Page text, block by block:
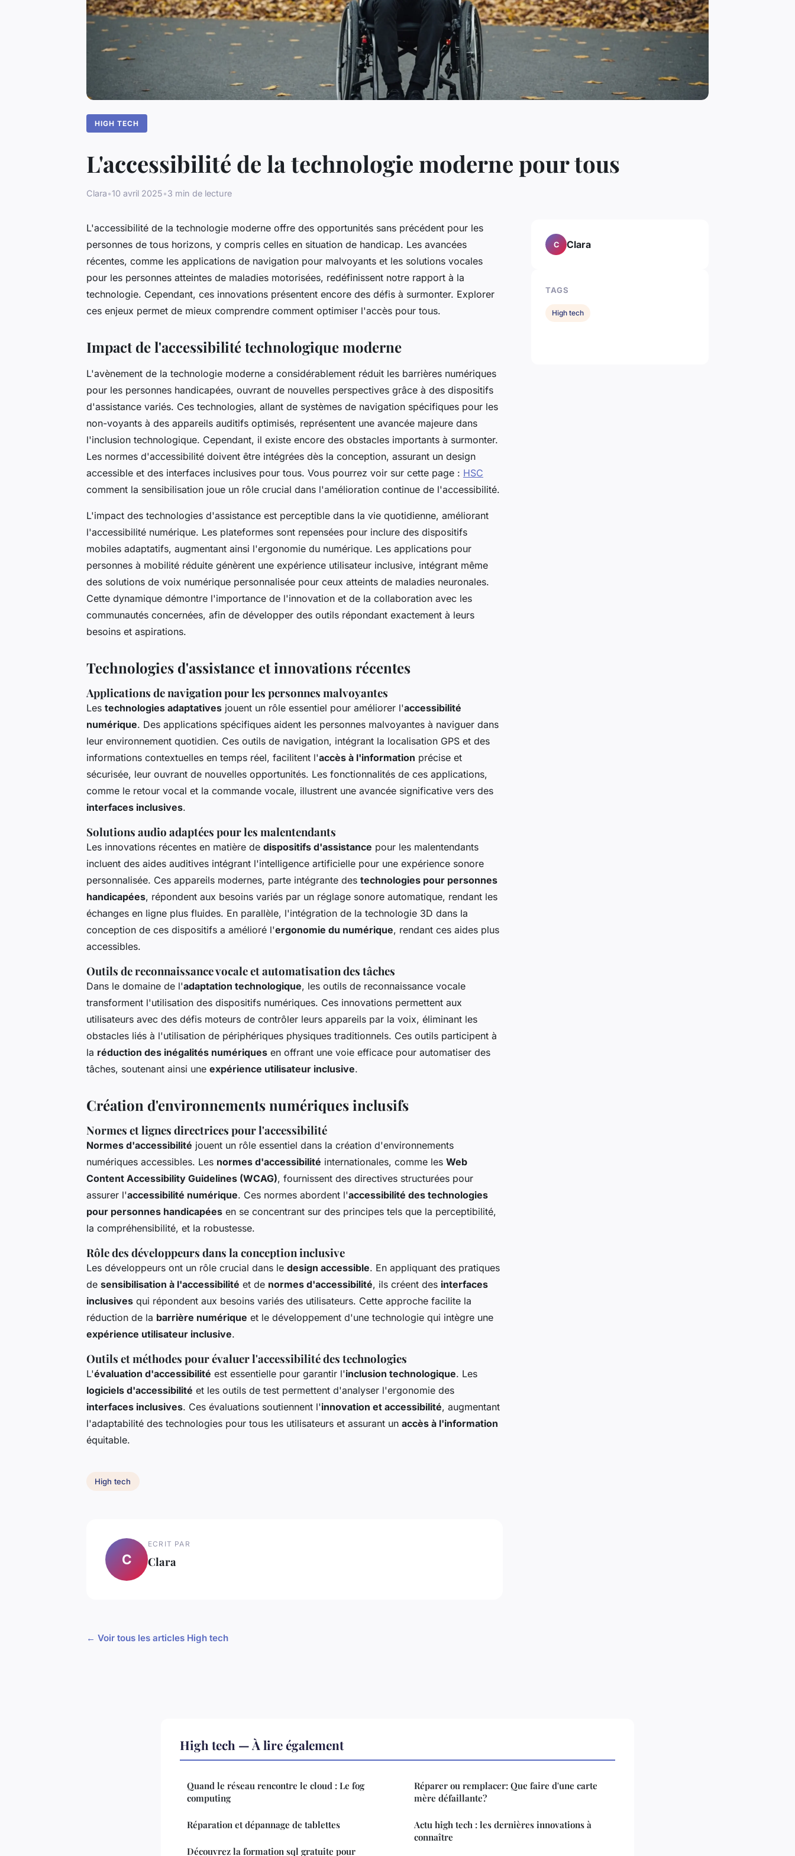
HIGH TECH
L'accessibilité de la technologie moderne pour tous
Clara•10 avril 2025•3 min de lecture
L'accessibilité de la technologie moderne offre des opportunités sans précédent pour les
personnes de tous horizons, y compris celles en situation de handicap. Les avancées
récentes, comme les applications de navigation pour malvoyants et les solutions vocales
pour les personnes atteintes de maladies motorisées, redéfinissent notre rapport à la
technologie. Cependant, ces innovations présentent encore des défis à surmonter. Explorer
ces enjeux permet de mieux comprendre comment optimiser l'accès pour tous.
Impact de l'accessibilité technologique moderne
L'avènement de la technologie moderne a considérablement réduit les barrières numériques
pour les personnes handicapées, ouvrant de nouvelles perspectives grâce à des dispositifs
d'assistance variés. Ces technologies, allant de systèmes de navigation spécifiques pour les
non-voyants à des appareils auditifs optimisés, représentent une avancée majeure dans
l'inclusion technologique. Cependant, il existe encore des obstacles importants à surmonter.
Les normes d'accessibilité doivent être intégrées dès la conception, assurant un design
accessible et des interfaces inclusives pour tous. Vous pourrez voir sur cette page : HSC
comment la sensibilisation joue un rôle crucial dans l'amélioration continue de l'accessibilité.
L'impact des technologies d'assistance est perceptible dans la vie quotidienne, améliorant
l'accessibilité numérique. Les plateformes sont repensées pour inclure des dispositifs
mobiles adaptatifs, augmentant ainsi l'ergonomie du numérique. Les applications pour
personnes à mobilité réduite génèrent une expérience utilisateur inclusive, intégrant même
des solutions de voix numérique personnalisée pour ceux atteints de maladies neuronales.
Cette dynamique démontre l'importance de l'innovation et de la collaboration avec les
communautés concernées, afin de développer des outils répondant exactement à leurs
besoins et aspirations.
Technologies d'assistance et innovations récentes
Applications de navigation pour les personnes malvoyantes
Les technologies adaptatives jouent un rôle essentiel pour améliorer l'accessibilité
numérique. Des applications spécifiques aident les personnes malvoyantes à naviguer dans
leur environnement quotidien. Ces outils de navigation, intégrant la localisation GPS et des
informations contextuelles en temps réel, facilitent l'accès à l'information précise et
sécurisée, leur ouvrant de nouvelles opportunités. Les fonctionnalités de ces applications,
comme le retour vocal et la commande vocale, illustrent une avancée significative vers des
interfaces inclusives.
Solutions audio adaptées pour les malentendants
Les innovations récentes en matière de dispositifs d'assistance pour les malentendants
incluent des aides auditives intégrant l'intelligence artificielle pour une expérience sonore
personnalisée. Ces appareils modernes, parte intégrante des technologies pour personnes
handicapées, répondent aux besoins variés par un réglage sonore automatique, rendant les
échanges en ligne plus fluides. En parallèle, l'intégration de la technologie 3D dans la
conception de ces dispositifs a amélioré l'ergonomie du numérique, rendant ces aides plus
accessibles.
Outils de reconnaissance vocale et automatisation des tâches
Dans le domaine de l'adaptation technologique, les outils de reconnaissance vocale
transforment l'utilisation des dispositifs numériques. Ces innovations permettent aux
utilisateurs avec des défis moteurs de contrôler leurs appareils par la voix, éliminant les
obstacles liés à l'utilisation de périphériques physiques traditionnels. Ces outils participent à
la réduction des inégalités numériques en offrant une voie efficace pour automatiser des
tâches, soutenant ainsi une expérience utilisateur inclusive.
Création d'environnements numériques inclusifs
Normes et lignes directrices pour l'accessibilité
Normes d'accessibilité jouent un rôle essentiel dans la création d'environnements
numériques accessibles. Les normes d'accessibilité internationales, comme les Web
Content Accessibility Guidelines (WCAG), fournissent des directives structurées pour
assurer l'accessibilité numérique. Ces normes abordent l'accessibilité des technologies
pour personnes handicapées en se concentrant sur des principes tels que la perceptibilité,
la compréhensibilité, et la robustesse.
Rôle des développeurs dans la conception inclusive
Les développeurs ont un rôle crucial dans le design accessible. En appliquant des pratiques
de sensibilisation à l'accessibilité et de normes d'accessibilité, ils créent des interfaces
inclusives qui répondent aux besoins variés des utilisateurs. Cette approche facilite la
réduction de la barrière numérique et le développement d'une technologie qui intègre une
expérience utilisateur inclusive.
Outils et méthodes pour évaluer l'accessibilité des technologies
L'évaluation d'accessibilité est essentielle pour garantir l'inclusion technologique. Les
logiciels d'accessibilité et les outils de test permettent d'analyser l'ergonomie des
interfaces inclusives. Ces évaluations soutiennent l'innovation et accessibilité, augmentant
l'adaptabilité des technologies pour tous les utilisateurs et assurant un accès à l'information
équitable.
High tech
C
ECRIT PAR
Clara
← Voir tous les articles High tech
C Clara
TAGS
High tech
High tech — À lire également
Quand le réseau rencontre le cloud : Le fog
computing
Réparation et dépannage de tablettes
Découvrez la formation sql gratuite pour
Réparer ou remplacer: Que faire d'une carte
mère défaillante?
Actu high tech : les dernières innovations à
connaître